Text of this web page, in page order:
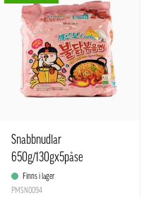
Snabbnudlar
650g/130gx5påse
Carbonara Samyang Korean
Finns i lager
PMSN0094